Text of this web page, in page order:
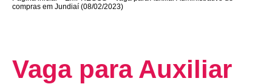
compras em Jundiaí (08/02/2023)
Vaga para Auxiliar